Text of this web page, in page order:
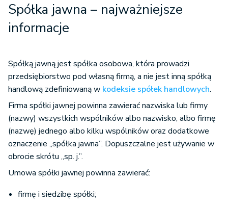
Spółka jawna – najważniejsze
informacje
Spółką jawną jest spółka osobowa, która prowadzi
przedsiębiorstwo pod własną firmą, a nie jest inną spółką
handlową zdefiniowaną w kodeksie spółek handlowych.
Firma spółki jawnej powinna zawierać nazwiska lub firmy
(nazwy) wszystkich wspólników albo nazwisko, albo firmę
(nazwę) jednego albo kilku wspólników oraz dodatkowe
oznaczenie „spółka jawna”. Dopuszczalne jest używanie w
obrocie skrótu „sp. j.”.
Umowa spółki jawnej powinna zawierać:
firmę i siedzibę spółki;